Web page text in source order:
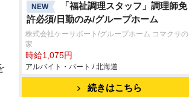
NEW
「福祉調理スタッフ」調理師免
許必須/日勤のみ/グループホーム
株式会社ケーサポート/グループホーム コマクサの
家
時給1,075円
アルバイト・パート / 北海道
続きはこちら